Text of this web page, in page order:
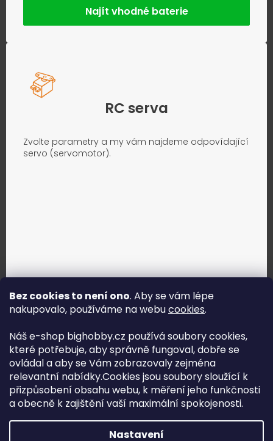
Bez cookies to není ono. Aby se vám lépe
nakupovalo, používáme na webucookies.
Náš e-shop bighobby.cz používá soubory cookies,
které potřebuje, aby správně fungoval, dobře se
ovládal a aby se Vám zobrazovaly zejména
relevantní nabídky.Cookies jsou soubory sloužící k
přizpůsobení obsahu webu, k měření jeho funkčnosti
a obecně k zajištění vaší maximální spokojenosti.
Nastavení
Najít vhodné baterie
RC serva
Zvolte parametry a my vám najdeme odpovídající
servo (servomotor).
Jak vybrat správné servo?
Najít správné servo
Copyright (c) 2016 -2026 Big hobby.cz - všechna práva